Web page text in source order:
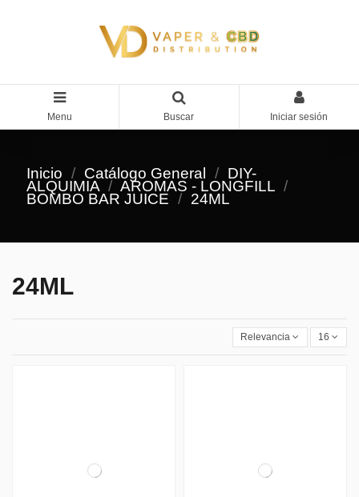
Menu Buscar Iniciar sesión
Inicio Catálogo General DIY-
ALQUIMIA AROMAS - LONGFILL
BOMBO BAR JUICE 24ML
24ML
Relevancia 16